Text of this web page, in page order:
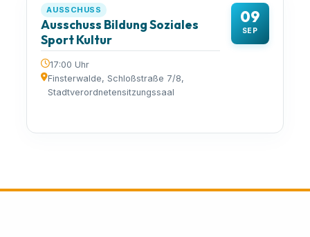
09
SEP
AUSSCHUSS
Ausschuss Bildung Soziales
Sport Kultur
17:00 Uhr
Finsterwalde, Schloßstraße 7/8,
Stadtverordnetensitzungssaal